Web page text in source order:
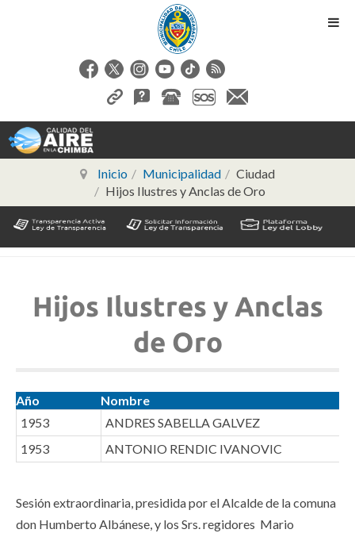
Inicio Municipalidad
Ciudad
Hijos Ilustres y Anclas de Oro
Hijos Ilustres y Anclas
de Oro
Año
Nombre
1953
ANDRES SABELLA GALVEZ
1953
ANTONIO RENDIC IVANOVIC
Sesión extraordinaria, presidida por el Alcalde de la comuna
don Humberto Albánese, y los Srs. regidores Mario